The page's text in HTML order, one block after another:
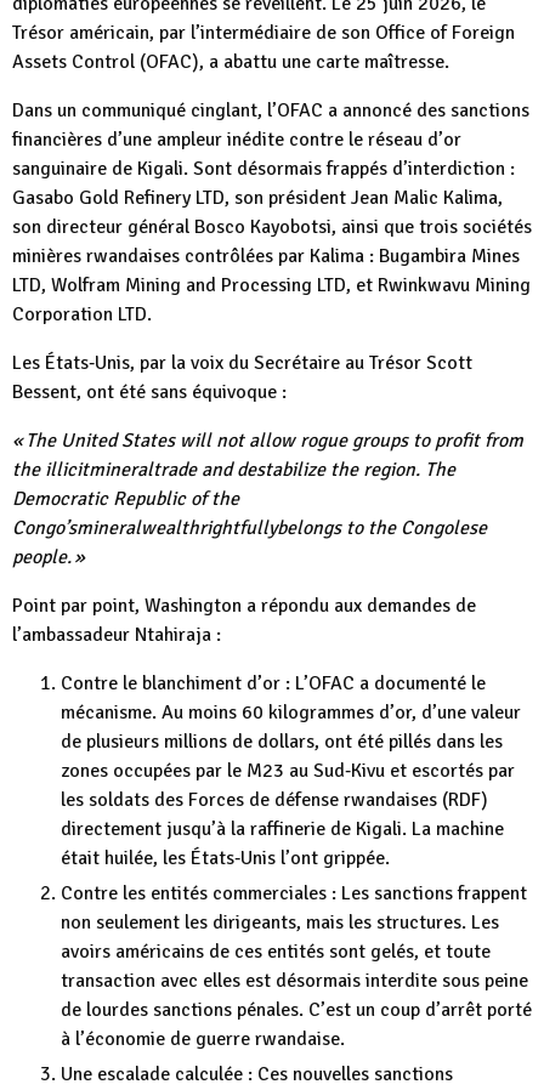
Trésor américain, par l’intermédiaire de son Office of Foreign
Assets Control (OFAC), a abattu une carte maîtresse.
Dans un communiqué cinglant, l’OFAC a annoncé des sanctions
financières d’une ampleur inédite contre le réseau d’or
sanguinaire de Kigali. Sont désormais frappés d’interdiction :
Gasabo Gold Refinery LTD, son président Jean Malic Kalima,
son directeur général Bosco Kayobotsi, ainsi que trois sociétés
minières rwandaises contrôlées par Kalima : Bugambira Mines
LTD, Wolfram Mining and Processing LTD, et Rwinkwavu Mining
Corporation LTD.
Les États‑Unis, par la voix du Secrétaire au Trésor Scott
Bessent, ont été sans équivoque :
« The United States will not allow rogue groups to profit from
the illicitmineraltrade and destabilize the region. The
Democratic Republic of the
Congo’smineralwealthrightfullybelongs to the Congolese
people. »
Point par point, Washington a répondu aux demandes de
l’ambassadeur Ntahiraja :
Contre le blanchiment d’or : L’OFAC a documenté le
mécanisme. Au moins 60 kilogrammes d’or, d’une valeur
de plusieurs millions de dollars, ont été pillés dans les
zones occupées par le M23 au Sud‑Kivu et escortés par
les soldats des Forces de défense rwandaises (RDF)
directement jusqu’à la raffinerie de Kigali. La machine
était huilée, les États‑Unis l’ont grippée.
Contre les entités commerciales : Les sanctions frappent
non seulement les dirigeants, mais les structures. Les
avoirs américains de ces entités sont gelés, et toute
transaction avec elles est désormais interdite sous peine
de lourdes sanctions pénales. C’est un coup d’arrêt porté
à l’économie de guerre rwandaise.
Une escalade calculée : Ces nouvelles sanctions